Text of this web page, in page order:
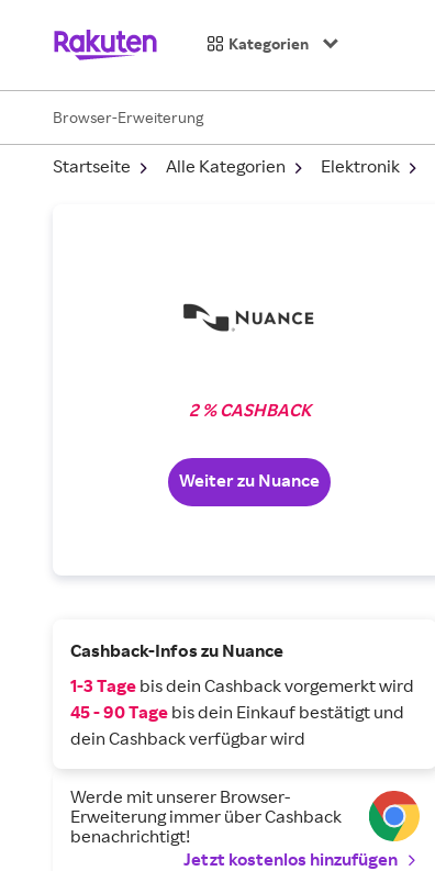
Kategorien
Browser-Erweiterung
Startseite Alle Kategorien Elektronik
2 % CASHBACK
Weiter zu Nuance
Cashback-Infos zu Nuance
1-3 Tage bis dein Cashback vorgemerkt wird
45 - 90 Tage bis dein Einkauf bestätigt und
dein Cashback verfügbar wird
Werde mit unserer Browser-
Erweiterung immer über Cashback
benachrichtigt!
Jetzt kostenlos hinzufügen